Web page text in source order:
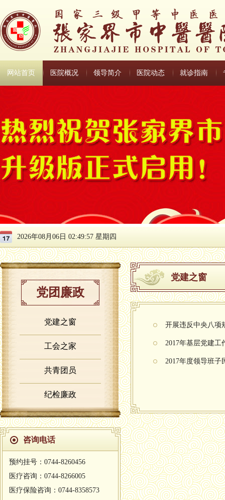
网站首页 医院概况 领导简介 医院动态 就诊指南
2026年08月06日 02:49:58 星期四
党团廉政
党建之窗
工会之家
共青团员
纪检廉政
咨询电话
预约挂号：0744-8260456
医疗咨询：0744-8266005
医疗保险咨询：0744-8358573
党建之窗
开展违反中央八项
2017年基层党建工
2017年度领导班子